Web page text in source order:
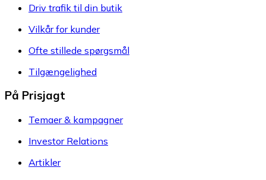
Driv trafik til din butik
Vilkår for kunder
Ofte stillede spørgsmål
Tilgængelighed
På Prisjagt
Temaer & kampagner
Investor Relations
Artikler